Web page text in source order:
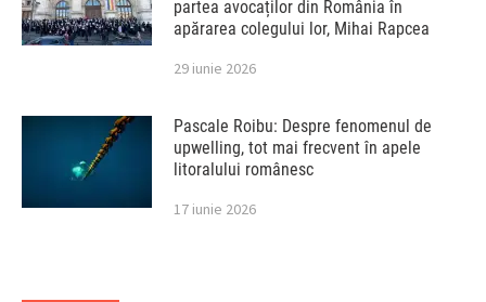
partea avocaților din România în
apărarea colegului lor, Mihai Rapcea
29 iunie 2026
Pascale Roibu: Despre fenomenul de
upwelling, tot mai frecvent în apele
litoralului românesc
17 iunie 2026